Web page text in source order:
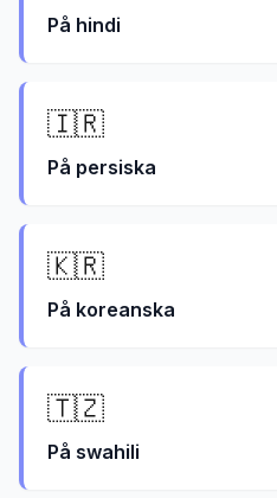
På hindi
🇮🇷
På persiska
🇰🇷
På koreanska
🇹🇿
På swahili